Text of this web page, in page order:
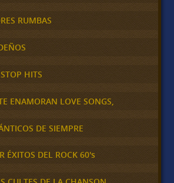
RUMBAS
HITS
ENAMORAN LOVE SONGS,
DE SIEMPRE
ÉXITOS DEL ROCK 60's